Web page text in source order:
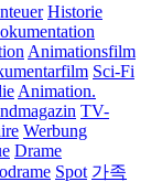
Historie
Animationsfilm
Sci-Fi
Animation.
TV-
Werbung
Drame
Spot 가족